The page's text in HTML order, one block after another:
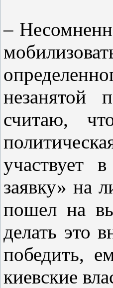
–
незанятой
считаю,
участвует
заявку» на
пошел на
делать это
победить,
киевские